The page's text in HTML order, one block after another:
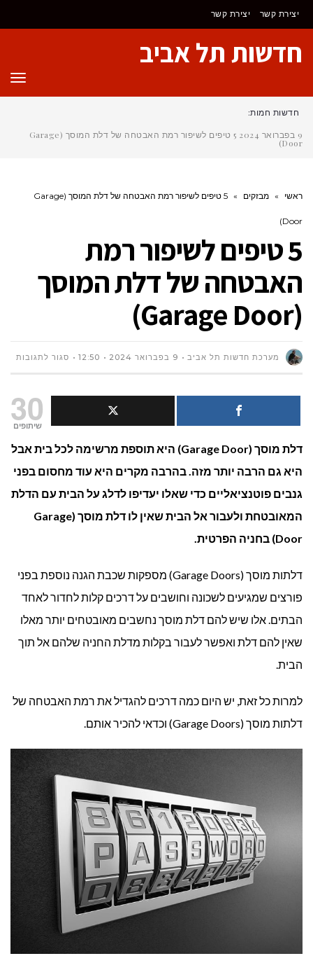
יצירת קשר יצירת קשר
חדשות תל אביב
חדשות חמות:
9 בפברואר 2024
5 טיפים לשיפור רמת האבטחה של דלת המוסך (Garage
Door)
ראשי » מבזקים » 5 טיפים לשיפור רמת האבטחה של דלת המוסך (Garage
Door)
5 טיפים לשיפור רמת
האבטחה של דלת המוסך
(Garage Door)
מערכת חדשות תל אביב 9 בפברואר 2024 12:50 סגור לתגובותעל
30
שיתופים
דלת מוסך (Garage Door) היא תוספת מרשימה לכל בית אבל
היא גם הרבה יותר מזה. בהרבה מקרים היא עוד מחסום בפני
גנבים פוטנציאליים כדי שאלו יעדיפו לדלג על הבית עם הדלת
המאובטחת ולעבור אל הבית שאין לו דלת מוסך (Garage
Door) בחניה הפרטית.
דלתות מוסך (Garage Doors) מספקות שכבת הגנה נוספת בפני
פורצים שמגיעים לשכונה וחושבים על דרכים קלות לחדור לאחד
הבתים. אלו שיש להם דלת מוסך נחשבים מאובטחים יותר מאלו
שאין להם דלת ואפשר לעבור בקלות מדלת החניה שלהם אל תוך
הבית.
למרות כל זאת, יש היום כמה דרכים להגדיל את רמת האבטחה של
דלתות מוסך (Garage Doors) וכדאי להכיר אותם.